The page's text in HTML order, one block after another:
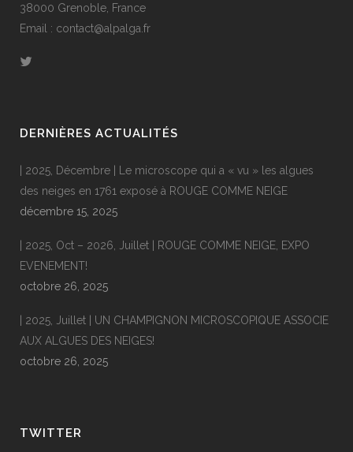
38000 Grenoble, France
Email : contact@alpalga.fr
DERNIÈRES ACTUALITÉS
| 2025, Décembre | Le microscope qui a « vu » les algues
des neiges en 1761 exposé à ROUGE COMME NEIGE
décembre 15, 2025
| 2025, Oct – 2026, Juillet | ROUGE COMME NEIGE, EXPO
EVENEMENT!
octobre 26, 2025
| 2025, Juillet | UN CHAMPIGNON MICROSCOPIQUE ASSOCIE
AUX ALGUES DES NEIGES!
octobre 26, 2025
TWITTER